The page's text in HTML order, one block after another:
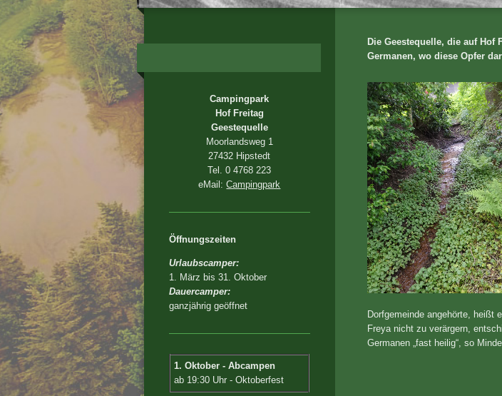
Die Geestequelle, die auf
Germanen, wo diese Opfer
Dorfgemeinde angehörte, heißt
Freya nicht zu verärgern,
Germanen „fast heilig“, so
Campingpark
Hof Freitag
Geestequelle
Moorlandsweg 1
27432 Hipstedt
Tel. 0 4768 223
eMail:Campingpark
Öffnungszeiten
Urlaubscamper:
1. März bis 31. Oktober
Dauercamper:
ganzjährig geöffnet
1. Oktober - Abcampen
ab 19:30 Uhr - Oktoberfest